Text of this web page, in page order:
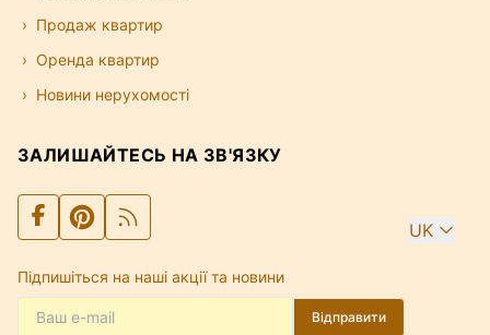
Продаж квартир
Оренда квартир
Новини нерухомості
ЗАЛИШАЙТЕСЬ НА ЗВ'ЯЗКУ
UK
Підпишіться на наші акції та новини
Відправити